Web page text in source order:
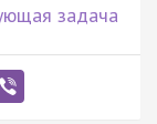
задача